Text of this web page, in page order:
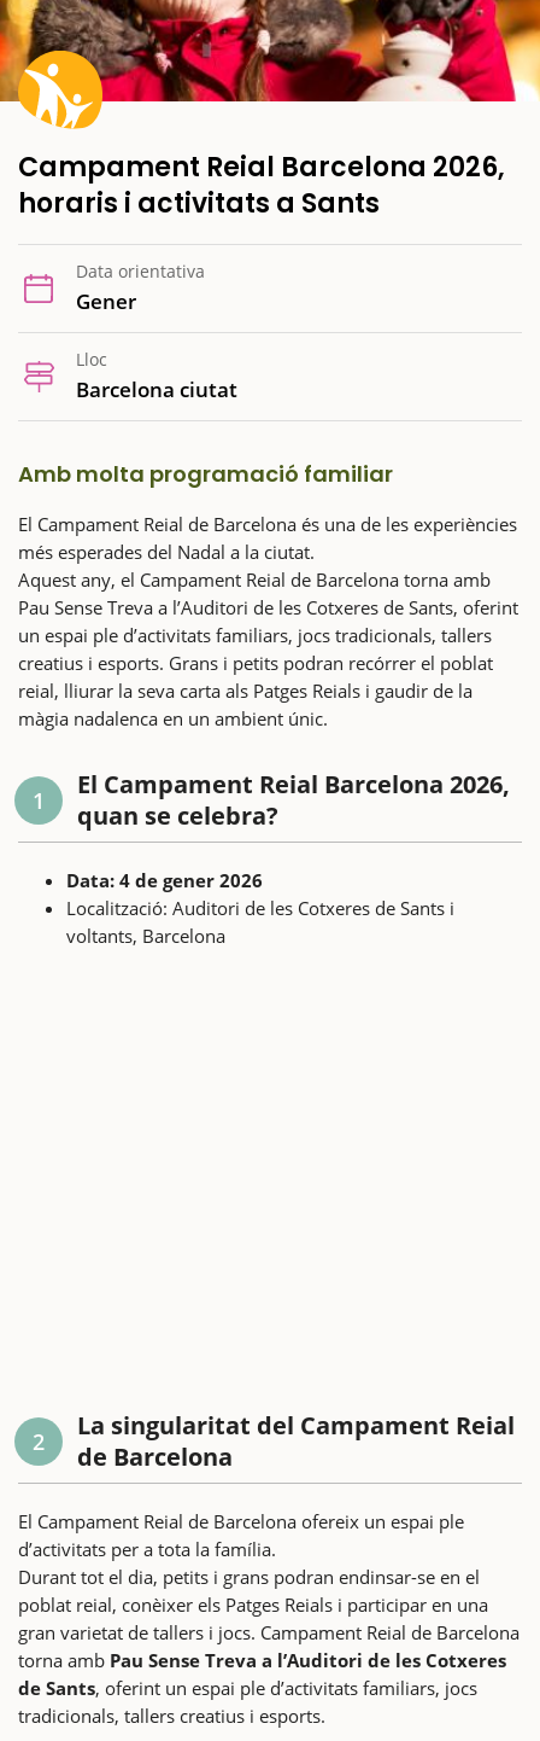
Campament Reial Barcelona 2026,
horaris i activitats a Sants
Data orientativa
Gener
Lloc
Barcelona ciutat
Amb molta programació familiar
El Campament Reial de Barcelona és una de les experiències
més esperades del Nadal a la ciutat.
Aquest any, el Campament Reial de Barcelona torna amb
Pau Sense Treva a l’Auditori de les Cotxeres de Sants, oferint
un espai ple d’activitats familiars, jocs tradicionals, tallers
creatius i esports. Grans i petits podran recórrer el poblat
reial, lliurar la seva carta als Patges Reials i gaudir de la
màgia nadalenca en un ambient únic.
1
El Campament Reial Barcelona 2026,
quan se celebra?
Data: 4 de gener 2026
Localització: Auditori de les Cotxeres de Sants i
voltants, Barcelona
2
La singularitat del Campament Reial
de Barcelona
El Campament Reial de Barcelona ofereix un espai ple
d’activitats per a tota la família.
Durant tot el dia, petits i grans podran endinsar-se en el
poblat reial, conèixer els Patges Reials i participar en una
gran varietat de tallers i jocs. Campament Reial de Barcelona
torna amb Pau Sense Treva a l’Auditori de les Cotxeres
de Sants, oferint un espai ple d’activitats familiars, jocs
tradicionals, tallers creatius i esports.